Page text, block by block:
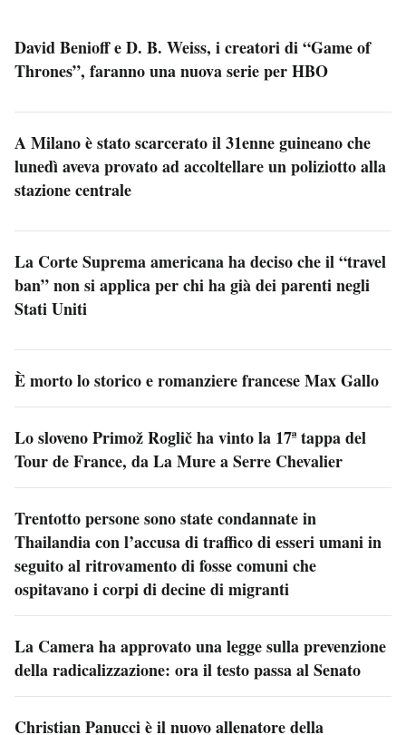
David Benioff e D. B. Weiss, i creatori di “Game of
Thrones”, faranno una nuova serie per HBO
A Milano è stato scarcerato il 31enne guineano che
lunedì aveva provato ad accoltellare un poliziotto alla
stazione centrale
La Corte Suprema americana ha deciso che il “travel
ban” non si applica per chi ha già dei parenti negli
Stati Uniti
È morto lo storico e romanziere francese Max Gallo
Lo sloveno Primož Roglič ha vinto la 17ª tappa del
Tour de France, da La Mure a Serre Chevalier
Trentotto persone sono state condannate in
Thailandia con l’accusa di traffico di esseri umani in
seguito al ritrovamento di fosse comuni che
ospitavano i corpi di decine di migranti
La Camera ha approvato una legge sulla prevenzione
della radicalizzazione: ora il testo passa al Senato
Christian Panucci è il nuovo allenatore della